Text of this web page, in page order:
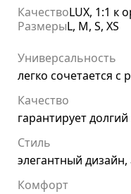
КачествоLUX, 1:1 к
РазмерыL, M, S, XS
Универсальность
легко сочетается
Качество
гарантирует
Стиль
элегантный
Комфорт